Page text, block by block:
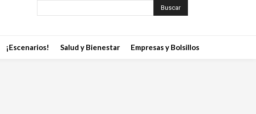
Buscar
¡Escenarios! Salud y Bienestar Empresas y Bolsillos